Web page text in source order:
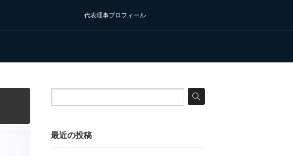
代表理事プロフィール
最近の投稿